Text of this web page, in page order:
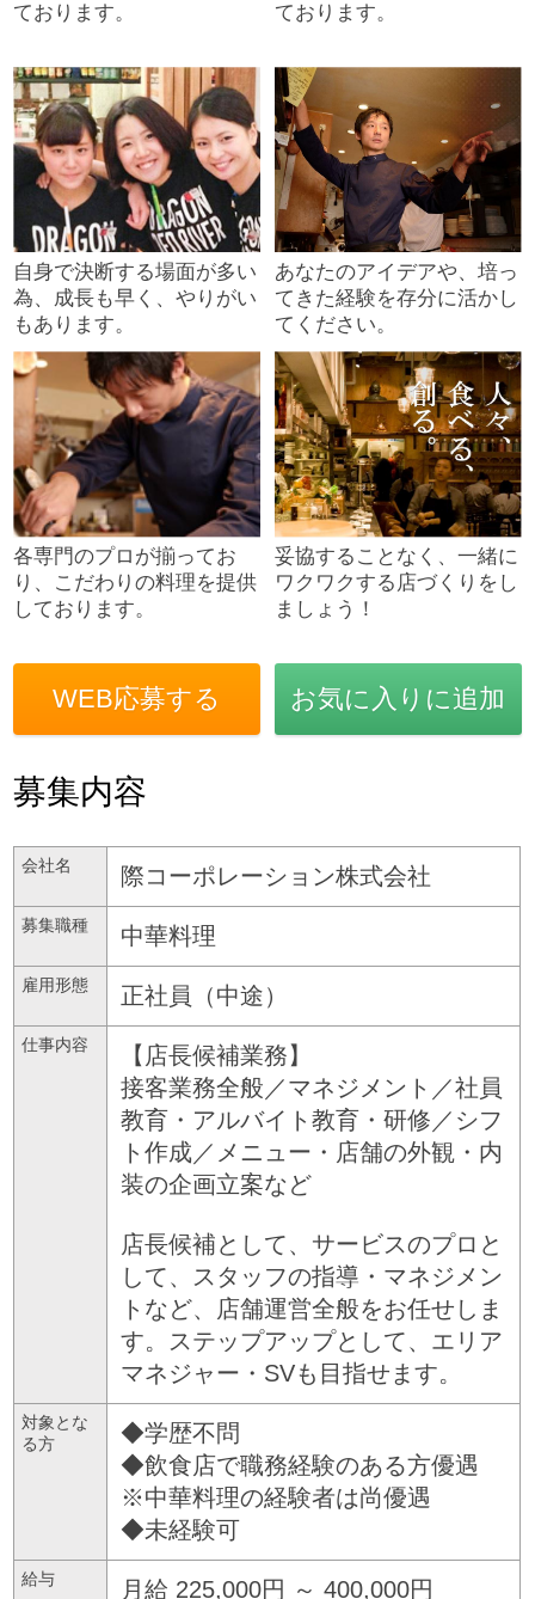
ております。
ております。
自身で決断する場面が多い
為、成長も早く、やりがい
もあります。
あなたのアイデアや、培っ
てきた経験を存分に活かし
てください。
各専門のプロが揃ってお
り、こだわりの料理を提供
しております。
妥協することなく、一緒に
ワクワクする店づくりをし
ましょう！
WEB応募する お気に入りに追加
募集内容
会社名 際コーポレーション株式会社
募集職種 中華料理
雇用形態 正社員（中途）
仕事内容
【店長候補業務】
接客業務全般／マネジメント／社員
教育・アルバイト教育・研修／シフ
ト作成／メニュー・店舗の外観・内
装の企画立案など
店長候補として、サービスのプロと
して、スタッフの指導・マネジメン
トなど、店舗運営全般をお任せしま
す。ステップアップとして、エリア
マネジャー・SVも目指せます。
対象とな
る方
◆学歴不問
◆飲食店で職務経験のある方優遇
※中華料理の経験者は尚優遇
◆未経験可
給与 月給 225,000円 ～ 400,000円